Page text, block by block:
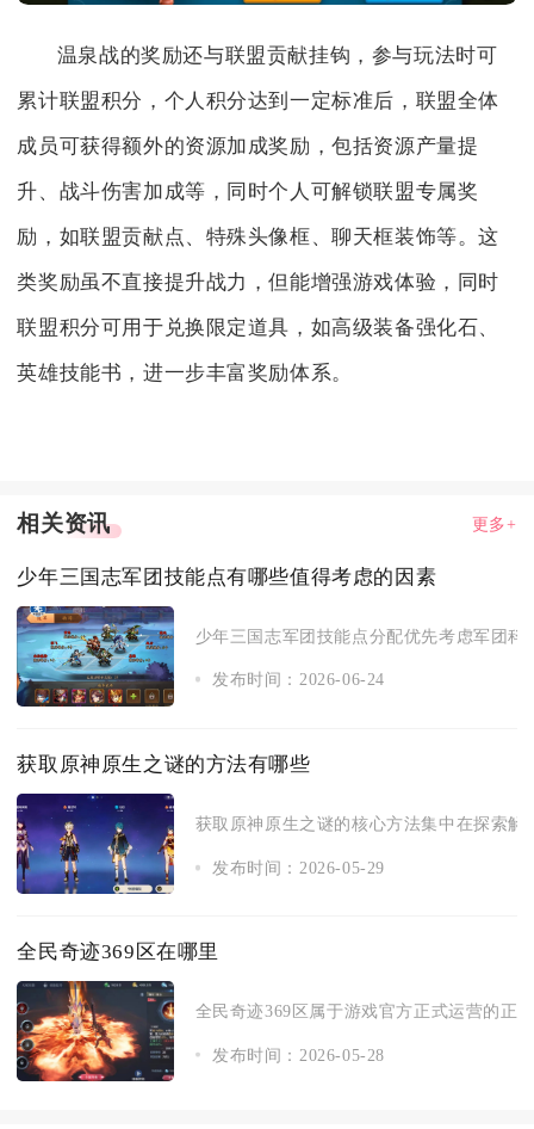
温泉战的奖励还与联盟贡献挂钩，参与玩法时可
累计联盟积分，个人积分达到一定标准后，联盟全体
成员可获得额外的资源加成奖励，包括资源产量提
升、战斗伤害加成等，同时个人可解锁联盟专属奖
励，如联盟贡献点、特殊头像框、聊天框装饰等。这
类奖励虽不直接提升战力，但能增强游戏体验，同时
联盟积分可用于兑换限定道具，如高级装备强化石、
英雄技能书，进一步丰富奖励体系。
相关资讯 更多+
少年三国志军团技能点有哪些值得考虑的因素
少年三国志军团技能点分配优先考虑军团
发布时间：2026-06-24
获取原神原生之谜的方法有哪些
获取原神原生之谜的核心方法集中在探索
发布时间：2026-05-29
全民奇迹369区在哪里
全民奇迹369区属于游戏官方正式运营的正
发布时间：2026-05-28